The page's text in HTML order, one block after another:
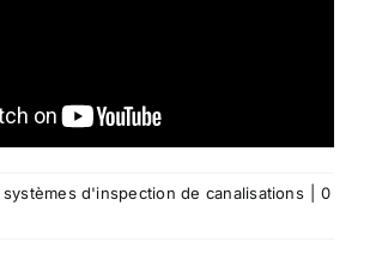
systèmes d'inspection de canalisations
0